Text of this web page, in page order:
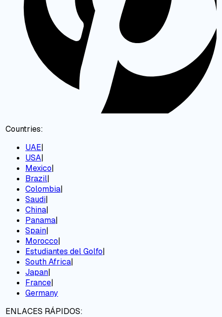
Countries:
UAE|
USA|
Mexico|
Brazil|
Colombia|
Saudi|
China|
Panama|
Spain|
Morocco|
Estudiantes del Golfo|
South Africa|
Japan|
France|
Germany
ENLACES RÁPIDOS: